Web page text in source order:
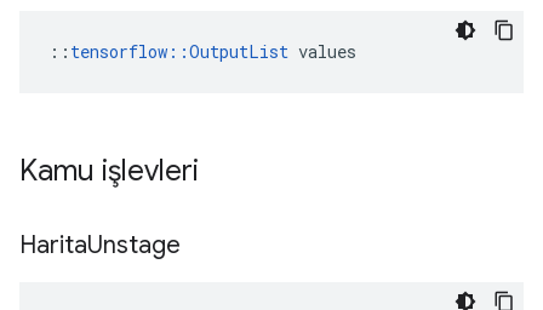
:: tensorflow::OutputList values
Kamu işlevleri
HaritaUnstage